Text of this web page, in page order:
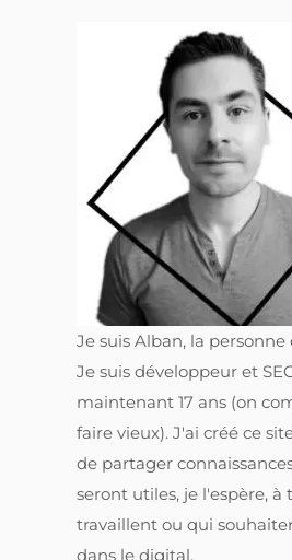
Je suis Alban, la personne
Je suis développeur et
maintenant 17 ans (on
faire vieux). J'ai créé ce
de partager
seront utiles, je l'espère, à
travaillent ou qui
dans le digital.